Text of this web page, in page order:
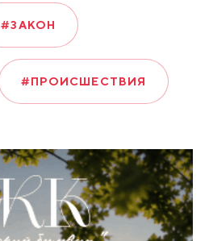
#ЗАКОН
#ПРОИСШЕСТВИЯ